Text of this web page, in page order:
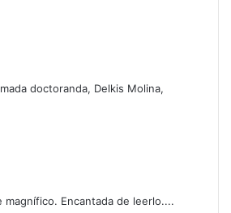
doctoranda, Delkis Molina,
magnífico. Encantada de leerlo....